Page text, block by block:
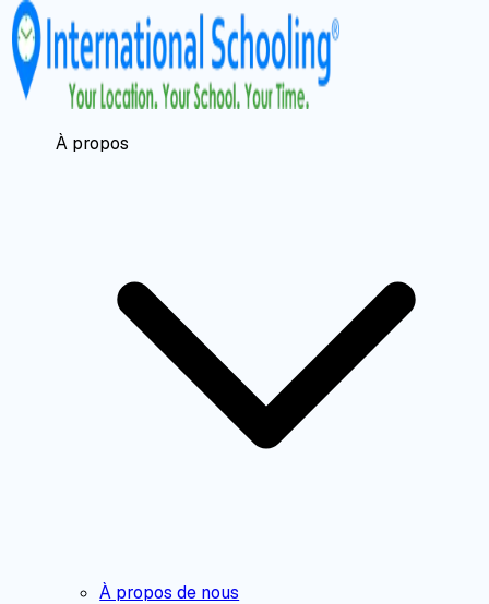
À propos
À propos de nous